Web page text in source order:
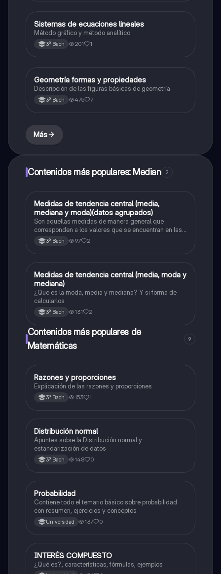
Matemáticas
Sistemas de ecuaciones lineales
Método gráfico y método analítico
3º Bach 201 1
Geometría y trigonometría
Geometría formas y propiedades
Descripción de las figuras básicas de geometría
3º Bach 475 7
Más
Contenidos más populares: Median 2
Cálculo integral
Medidas de tendencia central (media,
mediana y moda)(datos agrupados)
Son aquellas medidas de manera general que
corresponden a los valores que se encuentran en las
partes centrales de un conjunto de datos, en pocas
3º Bach 97 2
Probabilidad y estadística
Medidas de tendencia central (media, moda y
mediana)
¿Que es la moda, media y mediana? Y si forma de
calcularlos
3º Bach 131 2
Contenidos más populares de
Matemáticas
9
Matemáticas
Razones y proporciones
Explicación de las razones y proporciones
3º Bach 153 1
Probabilidad y estadística
Distribución normal
Apuntes sobre la Distribución normal y
estandarización de datos
3º Bach 148 0
Probabilidad y estadística
Probabilidad
Contiene todo el temario básico sobre probabilidad
con resumen, ejercicios y conceptos
Universidad 137 0
Probabilidad y estadística
INTERÉS COMPUESTO
¿Qué es?, características, fórmulas, ejemplos